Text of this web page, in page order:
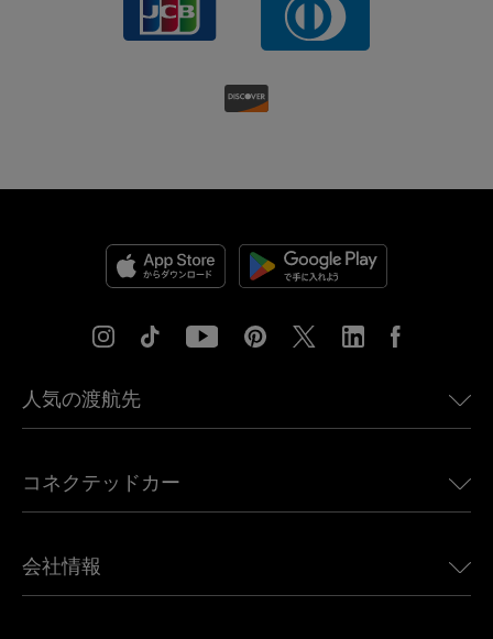
人気の渡航先
ヨーロッパ向けeSIM
カナダ向けeSIM
コネクテッドカー
Land Rover向けUbigi
会社情報